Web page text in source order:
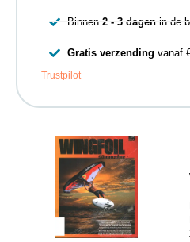
Binnen 2 - 3 dagenin de
Gratis verzending vanaf
Trustpilot